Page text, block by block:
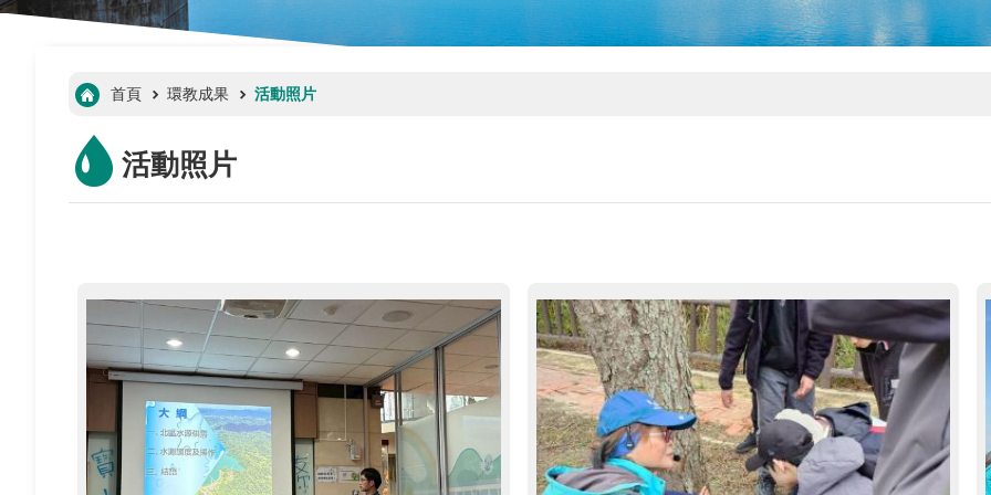
:::
首頁 環教成果 活動照片
活動照片